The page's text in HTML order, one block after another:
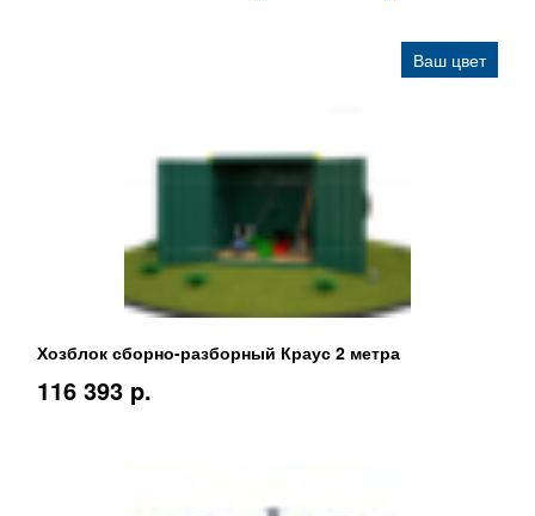
Ваш цвет
Хозблок сборно-разборный Краус 2 метра
116 393 p.